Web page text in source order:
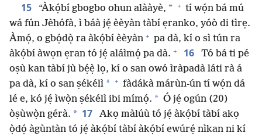
15 “Àkọ́bí gbogbo ohun alààyè, * + tí wọ́n bá mú
wá fún Jèhófà, ì báà jẹ́ èèyàn tàbí ẹranko, yóò di tìrẹ.
Àmọ́, o gbọ́dọ̀ ra àkọ́bí èèyàn + pa dà, kí o sì tún ra
àkọ́bí àwọn ẹran tó jẹ́ aláìmọ́ pa dà. + 16
Tó bá ti pé
oṣù kan tàbí jù bẹ́ẹ̀ lọ, kí o san owó ìràpadà láti rà á
pa dà, kí o san ṣékélì * + fàdákà márùn-ún tí wọ́n dá
lé e, kó jẹ́ ìwọ̀n ṣékélì ibi mímọ́. * Ó jẹ́ ogún (20)
òṣùwọ̀n gérà. * 17
Akọ màlúù tó jẹ́ àkọ́bí tàbí akọ
ọ̀dọ́ àgùntàn tó jẹ́ àkọ́bí tàbí àkọ́bí ewúrẹ́ nìkan ni kí